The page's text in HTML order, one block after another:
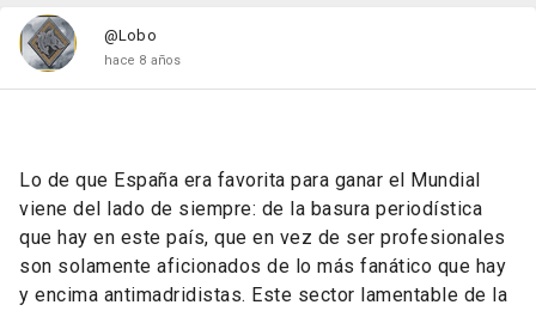
@Lobo
hace 8 años
Lo de que España era favorita para ganar el Mundial
viene del lado de siempre: de la basura periodística
que hay en este país, que en vez de ser profesionales
son solamente aficionados de lo más fanático que hay
y encima antimadridistas. Este sector lamentable de la